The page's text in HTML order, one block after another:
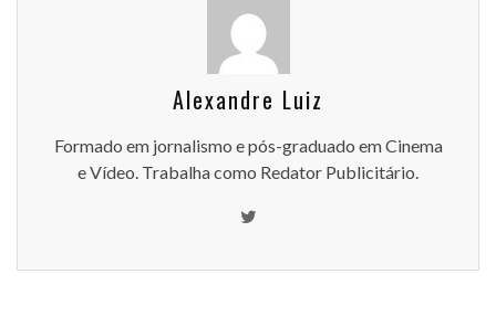
Alexandre Luiz
Formado em jornalismo e pós-graduado em Cinema
e Vídeo. Trabalha como Redator Publicitário.